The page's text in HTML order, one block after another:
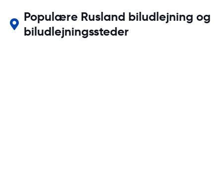
Populære Rusland biludlejning og
biludlejningssteder